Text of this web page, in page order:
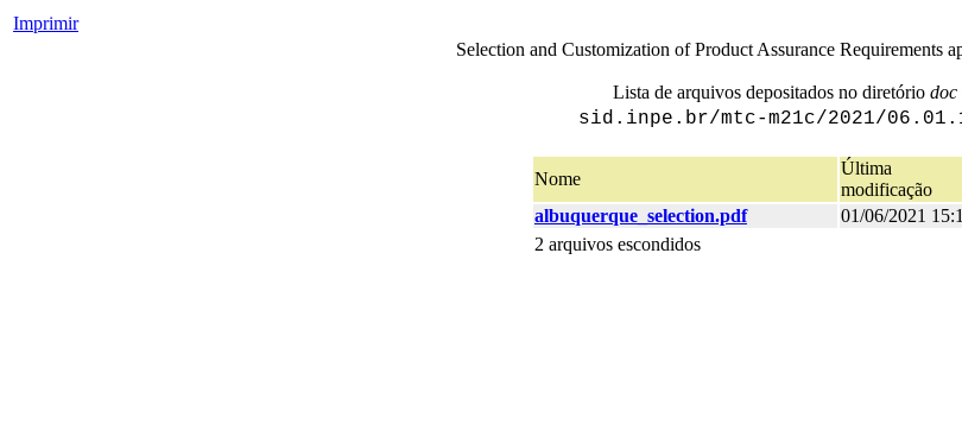
Imprimir
Selection and Customization of Product Assurance Requirements
Lista de arquivos depositados no diretório doc
sid.inpe.br/mtc-m21c/2021/
Nome
Última
modificação
albuquerque_selection.pdf
01/06/2021
2 arquivos escondidos